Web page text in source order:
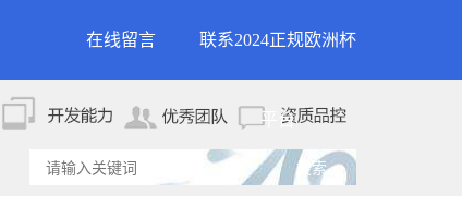
在线留言 联系2024正规欧洲杯
平台